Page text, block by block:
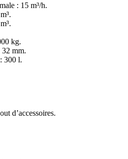
: 15 m³/h.
kg.
mm.
300 l.
d’accessoires.